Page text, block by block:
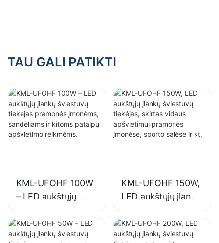
TAU GALI PATIKTI
KML-UFOHF 100W
– LED aukštųjų
įlankų šviestuvų
tiekėjas pramonės
įmonėms,
KML-UFOHF 150W,
LED aukštųjų įlankų
šviestuvų tiekėjas,
skirtas vidaus
apšvietimui